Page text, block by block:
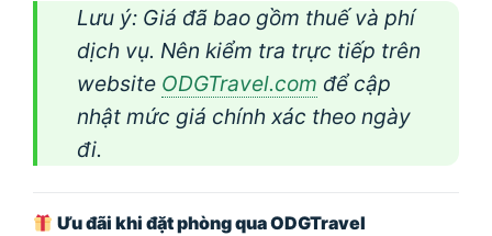
Lưu ý: Giá đã bao gồm thuế và phí
dịch vụ. Nên kiểm tra trực tiếp trên
website ODGTravel.com để cập
nhật mức giá chính xác theo ngày
đi.
Ưu đãi khi đặt phòng qua ODGTravel